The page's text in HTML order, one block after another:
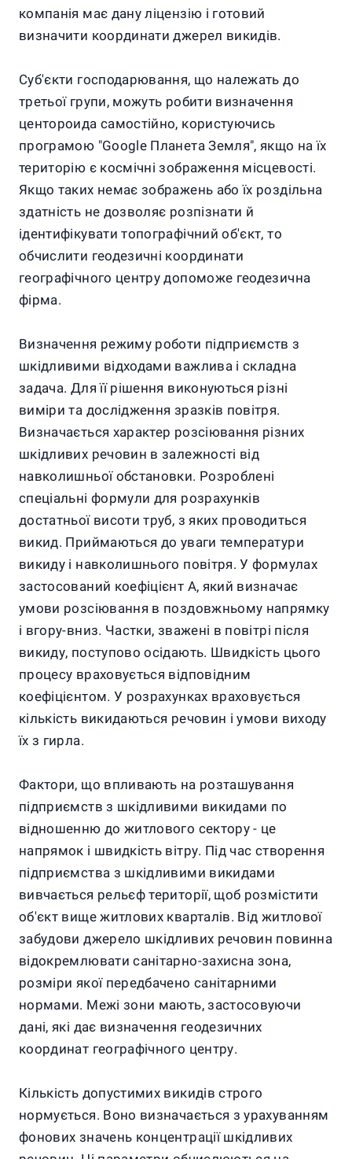
компанія має дану ліцензію і готовий
визначити координати джерел викидів.
Суб'єкти господарювання, що належать до
третьої групи, можуть робити визначення
центороида самостійно, користуючись
програмою "Google Планета Земля", якщо на їх
територію є космічні зображення місцевості.
Якщо таких немає зображень або їх роздільна
здатність не дозволяє розпізнати й
ідентифікувати топографічний об'єкт, то
обчислити геодезичні координати
географічного центру допоможе геодезична
фірма.
Визначення режиму роботи підприємств з
шкідливими відходами важлива і складна
задача. Для її рішення виконуються різні
виміри та дослідження зразків повітря.
Визначається характер розсіювання різних
шкідливих речовин в залежності від
навколишньої обстановки. Розроблені
спеціальні формули для розрахунків
достатньої висоти труб, з яких проводиться
викид. Приймаються до уваги температури
викиду і навколишнього повітря. У формулах
застосований коефіцієнт А, який визначає
умови розсіювання в поздовжньому напрямку
і вгору-вниз. Частки, зважені в повітрі після
викиду, поступово осідають. Швидкість цього
процесу враховується відповідним
коефіцієнтом. У розрахунках враховується
кількість викидаються речовин і умови виходу
їх з гирла.
Фактори, що впливають на розташування
підприємств з шкідливими викидами по
відношенню до житлового сектору - це
напрямок і швидкість вітру. Під час створення
підприємства з шкідливими викидами
вивчається рельєф території, щоб розмістити
об'єкт вище житлових кварталів. Від житлової
забудови джерело шкідливих речовин повинна
відокремлювати санітарно-захисна зона,
розміри якої передбачено санітарними
нормами. Межі зони мають, застосовуючи
дані, які дає визначення геодезичних
координат географічного центру.
Кількість допустимих викидів строго
нормується. Воно визначається з урахуванням
фонових значень концентрації шкідливих